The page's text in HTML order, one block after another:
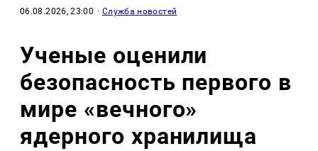
06.08.2026, 23:00 · Служба новостей
Ученые оценили
безопасность первого в
мире «вечного»
ядерного хранилища